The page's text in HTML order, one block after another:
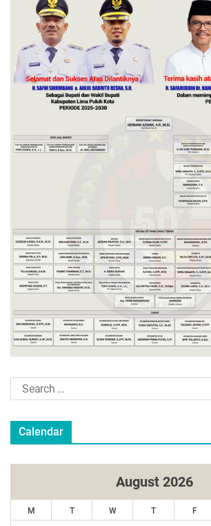
Calendar
August 2026
M T W T F